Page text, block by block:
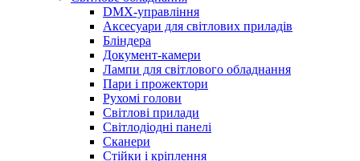
DMX-управління
Аксесуари для світлових приладів
Бліндера
Документ-камери
Лампи для світлового обладнання
Пари і прожектори
Рухомі голови
Світлові прилади
Світлодіодні панелі
Сканери
Стійки і кріплення